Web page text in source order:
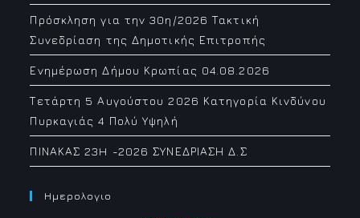
Πρόσκληση για την 30η/2026 Τακτική
Συνεδρίαση της Δημοτικής Επιτροπής
Ενημέρωση Δήμου Κρωπίας 04.08.2026
Τετάρτη 5 Αυγούστου 2026 Κατηγορία Κινδύνου
Πυρκαγιάς 4 Πολύ Υψηλή
ΠΙΝΑΚΑΣ 23H -2026 ΣΥΝΕΔΡΙΑΣΗ Δ.Σ
Ημερολογιο